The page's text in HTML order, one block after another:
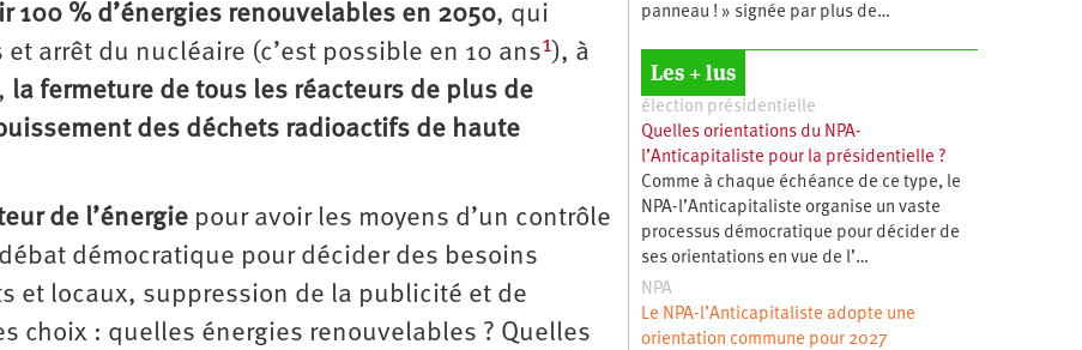
100 % d’énergies renouvelables en 2050, qui
arrêt du nucléaire (c’est possible en 10 ans1), à
la fermeture de tous les réacteurs de plus de
des déchets radioactifs de haute
de l’énergie pour avoir les moyens d’un contrôle
démocratique pour décider des besoins
et locaux, suppression de la publicité et de
choix : quelles énergies renouvelables ? Quelles
panneau ! » signée par plus de…
Les + lus
élection présidentielle
Quelles orientations du NPA-
l’Anticapitaliste pour la présidentielle ?
Comme à chaque échéance de ce type, le
NPA-l’Anticapitaliste organise un vaste
processus démocratique pour décider de
ses orientations en vue de l’…
NPA
Le NPA-l’Anticapitaliste adopte une
orientation commune pour 2027